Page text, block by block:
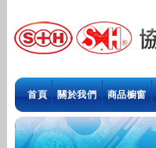
首頁 關於我們 商品櫥窗